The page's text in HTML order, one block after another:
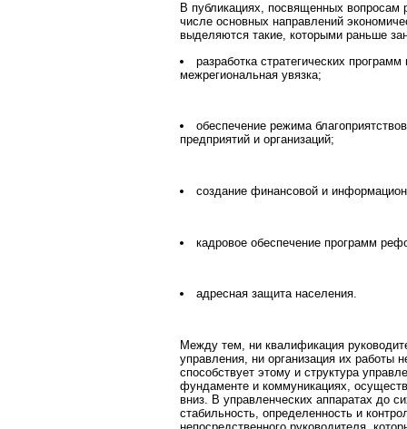
В публикациях, посвященных вопросам
числе основных направлений
выделяются такие, которыми раньше
разработка стратегических
межрегиональная увязка;
обеспечение режима
предприятий и организаций;
создание финансовой и
кадровое обеспечение программ
адресная защита населения.
Между тем, ни квалификация
управления, ни организация их работы
способствует этому и структура
фундаменте и коммуникациях,
вниз. В управленческих аппаратах до
стабильность, определенность и